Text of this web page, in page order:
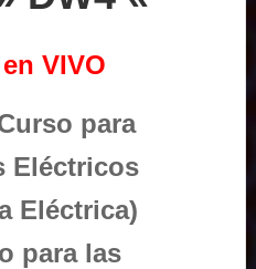
VIVO
para
Eléctricos
Eléctrica)
para las